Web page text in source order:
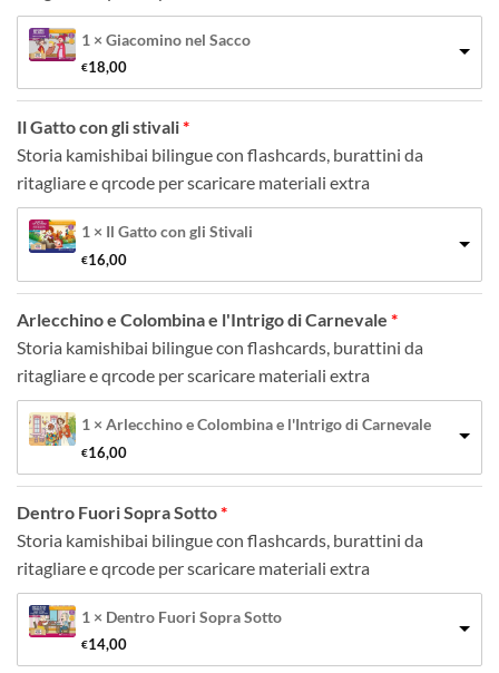
1 × Giacomino nel Sacco
€18,00
Il Gatto con gli stivali
Storia kamishibai bilingue con flashcards, burattini da
ritagliare e qrcode per scaricare materiali extra
1 × Il Gatto con gli Stivali
€16,00
Arlecchino e Colombina e l'Intrigo di Carnevale
Storia kamishibai bilingue con flashcards, burattini da
ritagliare e qrcode per scaricare materiali extra
1 × Arlecchino e Colombina e l'Intrigo di Carnevale
€16,00
Dentro Fuori Sopra Sotto
Storia kamishibai bilingue con flashcards, burattini da
ritagliare e qrcode per scaricare materiali extra
1 × Dentro Fuori Sopra Sotto
€14,00